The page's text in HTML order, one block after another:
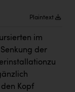
Plaintext
im
der
Kopf